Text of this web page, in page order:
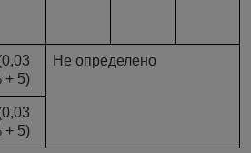
+ 5)
Не определено
+ 5)